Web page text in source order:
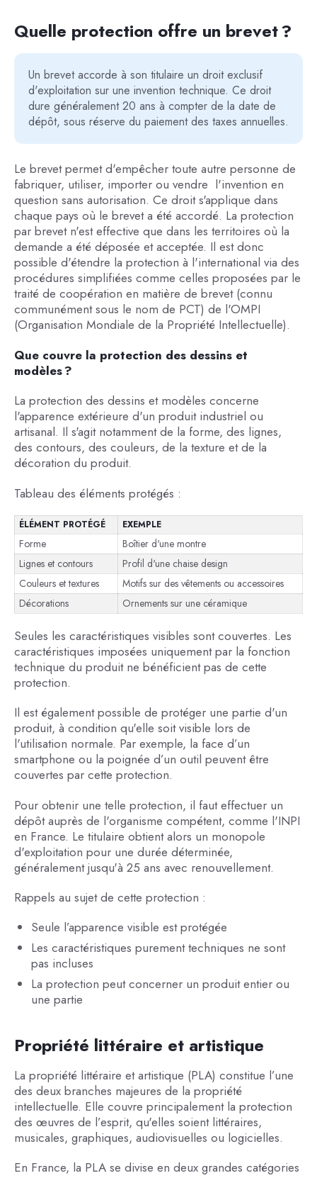
Quelle protection offre un brevet ?
Un brevet accorde à son titulaire un droit exclusif
d'exploitation sur une invention technique. Ce droit
dure généralement 20 ans à compter de la date de
dépôt, sous réserve du paiement des taxes annuelles.
Le brevet permet d'empêcher toute autre personne de
fabriquer, utiliser, importer ou vendre l'invention en
question sans autorisation. Ce droit s'applique dans
chaque pays où le brevet a été accordé. La protection
par brevet n'est effective que dans les territoires où la
demande a été déposée et acceptée. Il est donc
possible d'étendre la protection à l'international via des
procédures simplifiées comme celles proposées par le
traité de coopération en matière de brevet (connu
communément sous le nom de PCT) de l'OMPI
(Organisation Mondiale de la Propriété Intellectuelle).
Que couvre la protection des dessins et
modèles ?
La protection des dessins et modèles concerne
l'apparence extérieure d'un produit industriel ou
artisanal. Il s'agit notamment de la forme, des lignes,
des contours, des couleurs, de la texture et de la
décoration du produit.
Tableau des éléments protégés :
ÉLÉMENT PROTÉGÉ EXEMPLE
Forme
Boîtier d'une montre
Lignes et contours
Profil d'une chaise design
Couleurs et textures
Motifs sur des vêtements ou accessoires
Décorations
Ornements sur une céramique
Seules les caractéristiques visibles sont couvertes. Les
caractéristiques imposées uniquement par la fonction
technique du produit ne bénéficient pas de cette
protection.
Il est également possible de protéger une partie d'un
produit, à condition qu'elle soit visible lors de
l'utilisation normale. Par exemple, la face d’un
smartphone ou la poignée d’un outil peuvent être
couvertes par cette protection.
Pour obtenir une telle protection, il faut effectuer un
dépôt auprès de l'organisme compétent, comme l'INPI
en France. Le titulaire obtient alors un monopole
d'exploitation pour une durée déterminée,
généralement jusqu'à 25 ans avec renouvellement.
Rappels au sujet de cette protection :
Seule l’apparence visible est protégée
Les caractéristiques purement techniques ne sont
pas incluses
La protection peut concerner un produit entier ou
une partie
Propriété littéraire et artistique
La propriété littéraire et artistique (PLA) constitue l’une
des deux branches majeures de la propriété
intellectuelle. Elle couvre principalement la protection
des œuvres de l’esprit, qu'elles soient littéraires,
musicales, graphiques, audiovisuelles ou logicielles.
En France, la PLA se divise en deux grandes catégories